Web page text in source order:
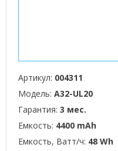
Артикул: 004311
Модель: A32-UL20
Гарантия: 3 мес.
Емкость: 4400 mAh
Емкость, Ватт/ч: 48 Wh